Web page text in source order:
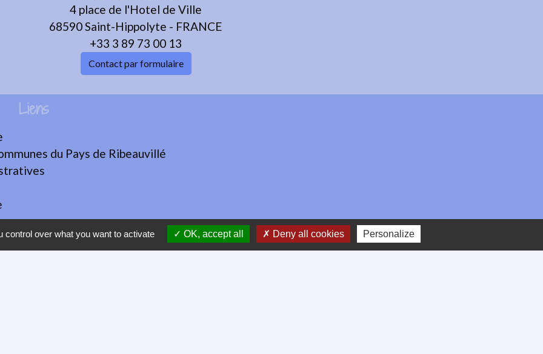
4 place de l'Hotel de Ville
68590 Saint-Hippolyte - FRANCE
+33 3 89 73 00 13
Contact par formulaire
Liens
du Pays de Ribeauvillé
de confidentialité - Accessibilité - Plan du site - Gestion des cookies
over what you want to activate OK, accept all Deny all cookies Personalize